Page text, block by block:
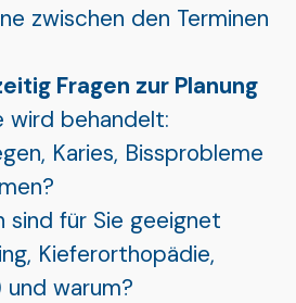
zwischen den Terminen
Fragen zur Planung
wird behandelt:
Karies, Bissprobleme
sind für Sie geeignet
Kieferorthopädie,
und warum?